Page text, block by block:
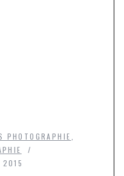
PHOTOGRAPHIE
2015